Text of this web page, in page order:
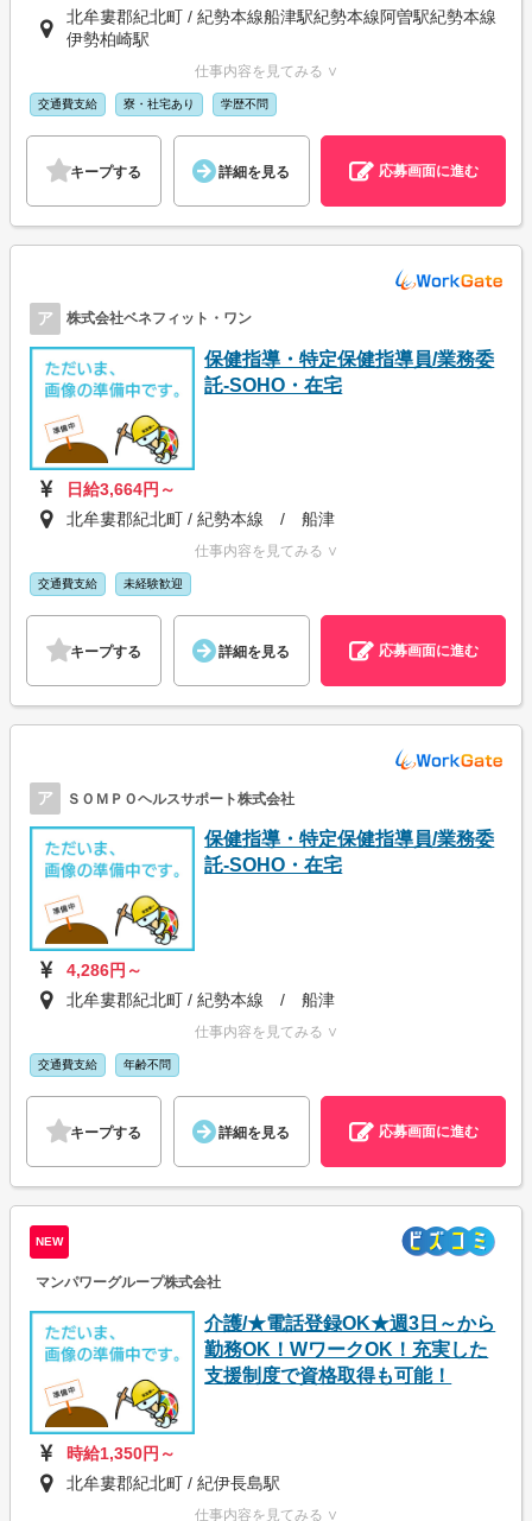
北牟婁郡紀北町 / 紀勢本線船津駅紀勢本線阿曽駅紀勢本線
伊勢柏崎駅
仕事内容を見てみる ∨
交通費支給 寮・社宅あり 学歴不問
キープする 詳細を見る 応募画面に進む
ア 株式会社ベネフィット・ワン
保健指導・特定保健指導員/業務委
託-SOHO・在宅
日給3,664円～
北牟婁郡紀北町 / 紀勢本線 / 船津
仕事内容を見てみる ∨
交通費支給 未経験歓迎
キープする 詳細を見る 応募画面に進む
ア ＳＯＭＰＯヘルスサポート株式会社
保健指導・特定保健指導員/業務委
託-SOHO・在宅
4,286円～
北牟婁郡紀北町 / 紀勢本線 / 船津
仕事内容を見てみる ∨
交通費支給 年齢不問
キープする 詳細を見る 応募画面に進む
NEW
マンパワーグループ株式会社
介護/★電話登録OK★週3日～から
勤務OK！WワークOK！充実した
支援制度で資格取得も可能！
時給1,350円～
北牟婁郡紀北町 / 紀伊長島駅
仕事内容を見てみる ∨